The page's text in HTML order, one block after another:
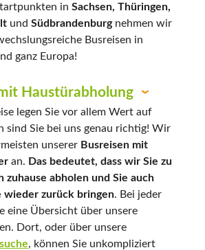
in Sachsen, Thüringen,
und Südbrandenburgnehmen wir
Busreisen in
ganz Europa!
Haustürabholung
legen Sie vor allem Wert auf
sind Sie bei uns genau richtig! Wir
unserer Busreisen mit
an. Das bedeutet, dass wir Sie zu
zuhause abholen und Sie auch
wieder zurück bringen. Bei jeder
eine Übersicht über unsere
Dort, oder über unsere
, können Sie unkompliziert